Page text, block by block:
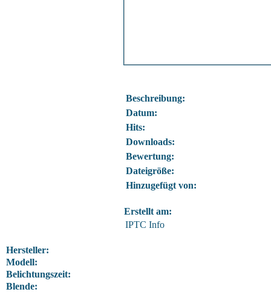
Beschreibung:
Datum:
Hits:
Downloads:
Bewertung:
Dateigröße:
Hinzugefügt von:
Erstellt am:
IPTC Info
Hersteller:
Modell:
Belichtungszeit:
Blende: